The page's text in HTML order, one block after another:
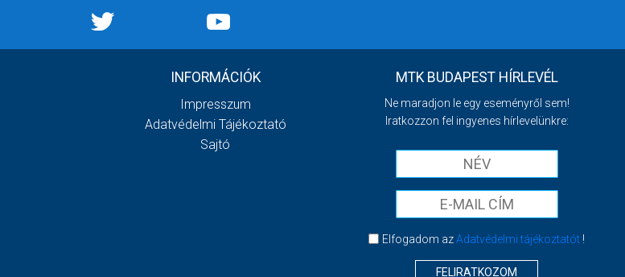
INFORMÁCIÓK
Impresszum
Adatvédelmi Tájékoztató
Sajtó
MTK BUDAPEST HÍRLEVÉL
Ne maradjon le egy eseményről sem!
Iratkozzon fel ingyenes hírlevelünkre:
Elfogadom azAdatvédelmi tájékoztatót !
FELIRATKOZOM